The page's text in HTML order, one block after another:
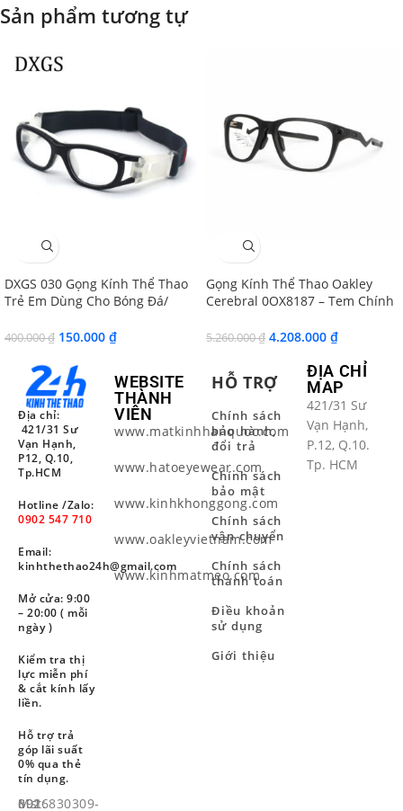
Sản phẩm tương tự
DXGS 030 Gọng Kính Thể Thao
Trẻ Em Dùng Cho Bóng Đá/
400.000₫ 150.000 ₫
Gọng Kính Thể Thao Oakley
Cerebral 0OX8187 – Tem Chính
5.260.000₫ 4.208.000 ₫
Địa chỉ:
421/31 Sư
Vạn Hạnh,
P12, Q.10,
Tp.HCM
Hotline /Zalo:
0902 547 710
Email:
kinhthethao24h@gmail.com
Mở cửa: 9:00
– 20:00 ( mỗi
ngày )
Kiểm tra thị
lực miễn phí
& cắt kính lấy
liền.
Hỗ trợ trả
góp lãi suất
0% qua thẻ
tín dụng.
Mst: 8926830309-001
WEBSITE
THÀNH
VIÊN
www.matkinhhanquoc.com
www.hatoeyewear.com
www.kinhkhonggong.com
www.oakleyvietnam.com
www.kinhmatmeo.com
HỖ TRỢ
Chính sách
bảo hành,
đổi trả
Chính sách
bảo mật
Chính sách
vận chuyển
Chính sách
thanh toán
Điều khoản
sử dụng
Giới thiệu
ĐỊA CHỈ
MAP
421/31 Sư
Vạn Hạnh,
P.12, Q.10.
Tp. HCM